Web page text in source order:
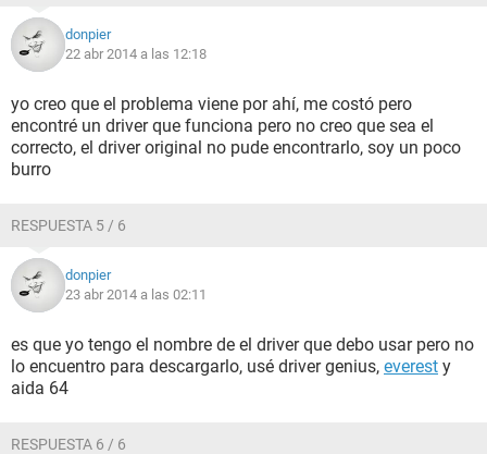
donpier
22 abr 2014 a las 12:18
yo creo que el problema viene por ahí, me costó pero
encontré un driver que funciona pero no creo que sea el
correcto, el driver original no pude encontrarlo, soy un poco
burro
RESPUESTA 5 / 6
donpier
23 abr 2014 a las 02:11
es que yo tengo el nombre de el driver que debo usar pero no
lo encuentro para descargarlo, usé driver genius, everest y
aida 64
RESPUESTA 6 / 6